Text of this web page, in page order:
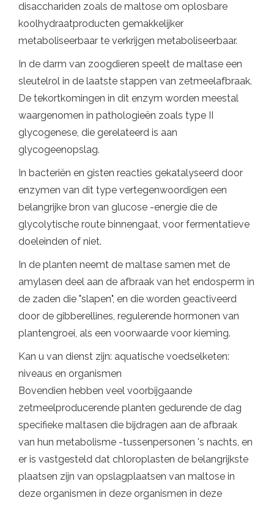
disacchariden zoals de maltose om oplosbare
koolhydraatproducten gemakkelijker
metaboliseerbaar te verkrijgen metaboliseerbaar.
In de darm van zoogdieren speelt de maltase een
sleutelrol in de laatste stappen van zetmeelafbraak.
De tekortkomingen in dit enzym worden meestal
waargenomen in pathologieën zoals type II
glycogenese, die gerelateerd is aan
glycogeenopslag.
In bacteriën en gisten reacties gekatalyseerd door
enzymen van dit type vertegenwoordigen een
belangrijke bron van glucose -energie die de
glycolytische route binnengaat, voor fermentatieve
doeleinden of niet.
In de planten neemt de maltase samen met de
amylasen deel aan de afbraak van het endosperm in
de zaden die "slapen", en die worden geactiveerd
door de gibberellines, regulerende hormonen van
plantengroei, als een voorwaarde voor kieming.
Kan u van dienst zijn: aquatische voedselketen:
niveaus en organismen
Bovendien hebben veel voorbijgaande
zetmeelproducerende planten gedurende de dag
specifieke maltasen die bijdragen aan de afbraak
van hun metabolisme -tussenpersonen 's nachts, en
er is vastgesteld dat chloroplasten de belangrijkste
plaatsen zijn van opslagplaatsen van maltose in
deze organismen in deze organismen in deze